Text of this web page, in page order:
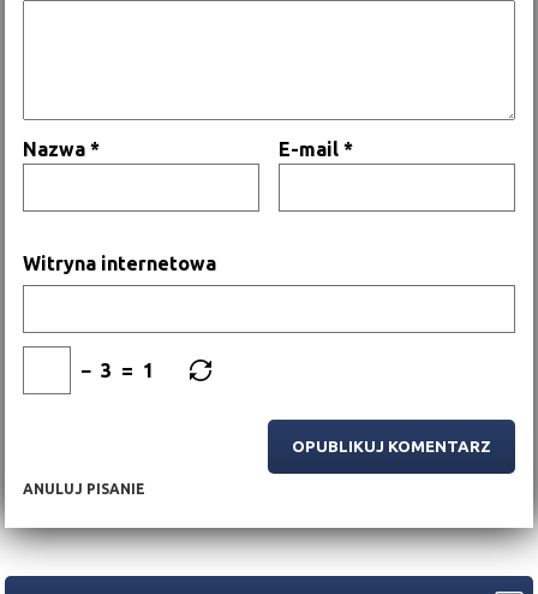
ANULUJ PISANIE
Nazwa* E-mail*
Witryna internetowa
− 3 = 1